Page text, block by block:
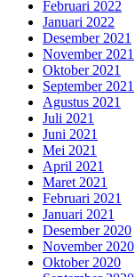
Februari 2022
Januari 2022
Desember 2021
November 2021
Oktober 2021
September 2021
Agustus 2021
Juli 2021
Juni 2021
Mei 2021
April 2021
Maret 2021
Februari 2021
Januari 2021
Desember 2020
November 2020
Oktober 2020